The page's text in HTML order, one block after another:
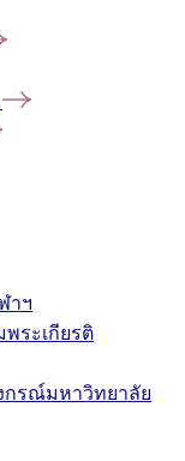
าฯ
ระเกียรติ
กรณ์มหาวิทยาลัย